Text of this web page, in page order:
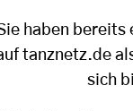
haben bereits
tanznetz.de
sich